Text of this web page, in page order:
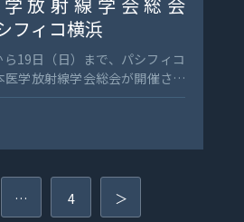
を余儀なくされ、乗継便は欠
港に戻り後続便に振り替えと
スーツケースは到着時には受
当日にも荷物は届かず、スー
ため、写真で着用しているシ
入したものです。これも今と
（スーツケースは発表日の夕
た。）国際学会に参加される
な経験を、今後の診療・研究に
フィコ横浜
19日（日）まで、パシフィコ
学放射線学会総会が開催され
線診断、放射線治療、IVR、核
医学全般を対象とする国内最
学からも発表および座長として
「進化する乳房画像診断」で
Ultrafast MRIに関する講演を
も発表を行いました。また、
… 4 ＞